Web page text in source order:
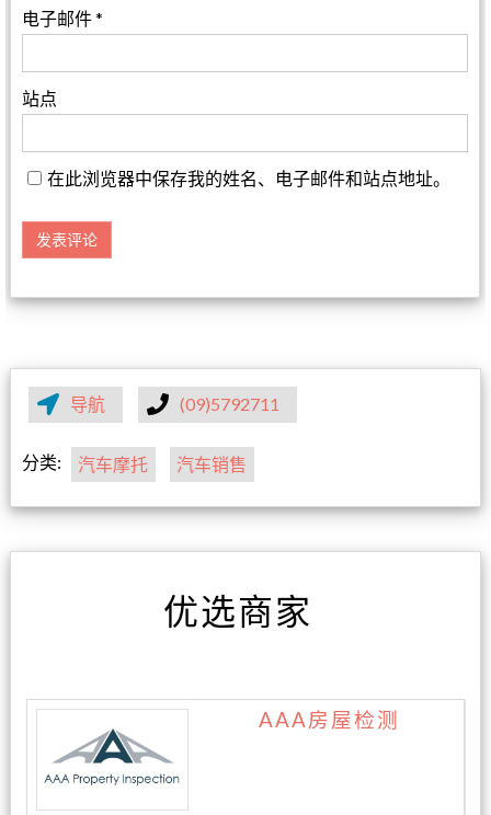
电子邮件*
站点
在此浏览器中保存我的姓名、电子邮件和站点地址。
导航 (09)5792711
分类: 汽车摩托 汽车销售
优选商家
AAA房屋检测